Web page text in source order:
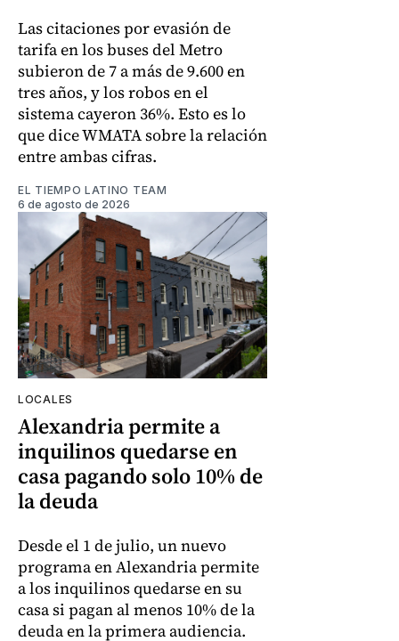
Las citaciones por evasión de
tarifa en los buses del Metro
subieron de 7 a más de 9.600 en
tres años, y los robos en el
sistema cayeron 36%. Esto es lo
que dice WMATA sobre la relación
entre ambas cifras.
EL TIEMPO LATINO TEAM
6 de agosto de 2026
LOCALES
Alexandria permite a
inquilinos quedarse en
casa pagando solo 10% de
la deuda
Desde el 1 de julio, un nuevo
programa en Alexandria permite
a los inquilinos quedarse en su
casa si pagan al menos 10% de la
deuda en la primera audiencia.